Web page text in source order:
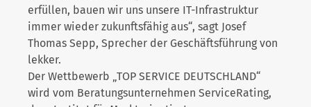
erfüllen, bauen wir uns unsere IT-Infrastruktur
immer wieder zukunftsfähig aus“, sagt Josef
Thomas Sepp, Sprecher der Geschäftsführung von
lekker.
Der Wettbewerb „TOP SERVICE DEUTSCHLAND“
wird vom Beratungsunternehmen ServiceRating,